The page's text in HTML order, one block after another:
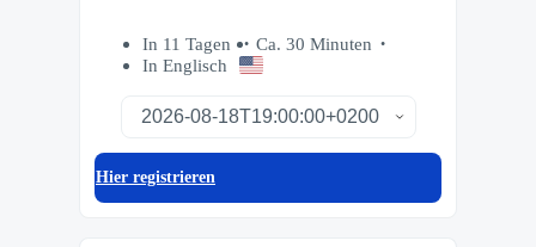
In 11 Tagen
Ca. 30 Minuten
In Englisch
Hier registrieren